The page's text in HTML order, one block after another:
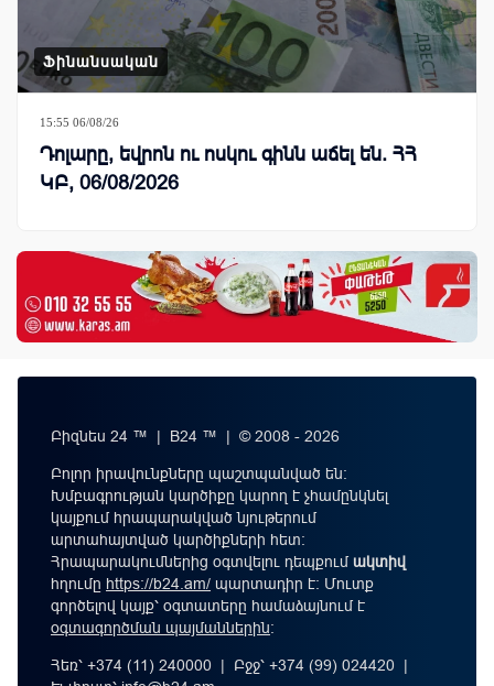
Ֆինանսական
15:55 06/08/26
Դոլարը, եվրոն ու ոսկու գինն աճել են. ՀՀ
ԿԲ, 06/08/2026
Բիզնես 24 ™ | B24 ™ | © 2008 - 2026
Բոլոր իրավունքները պաշտպանված են:
Խմբագրության կարծիքը կարող է չհամընկնել
կայքում հրապարակված նյութերում
արտահայտված կարծիքների հետ:
Հրապարակումներից օգտվելու դեպքումակտիվ
հղումը https://b24.am/ պարտադիր է: Մուտք
գործելով կայք՝ օգտատերը համաձայնում է
օգտագործման պայմաններին։
Հեռ՝ +374 (11) 240000 | Բջջ՝ +374 (99) 024420 |